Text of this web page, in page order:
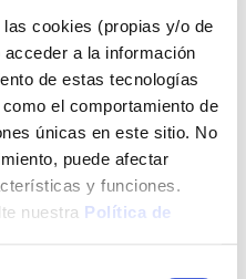
cookies (propias y/o de
a la información
de estas tecnologías
el comportamiento de
únicas en este sitio. No
puede afectar
y funciones.
nuestra Política de